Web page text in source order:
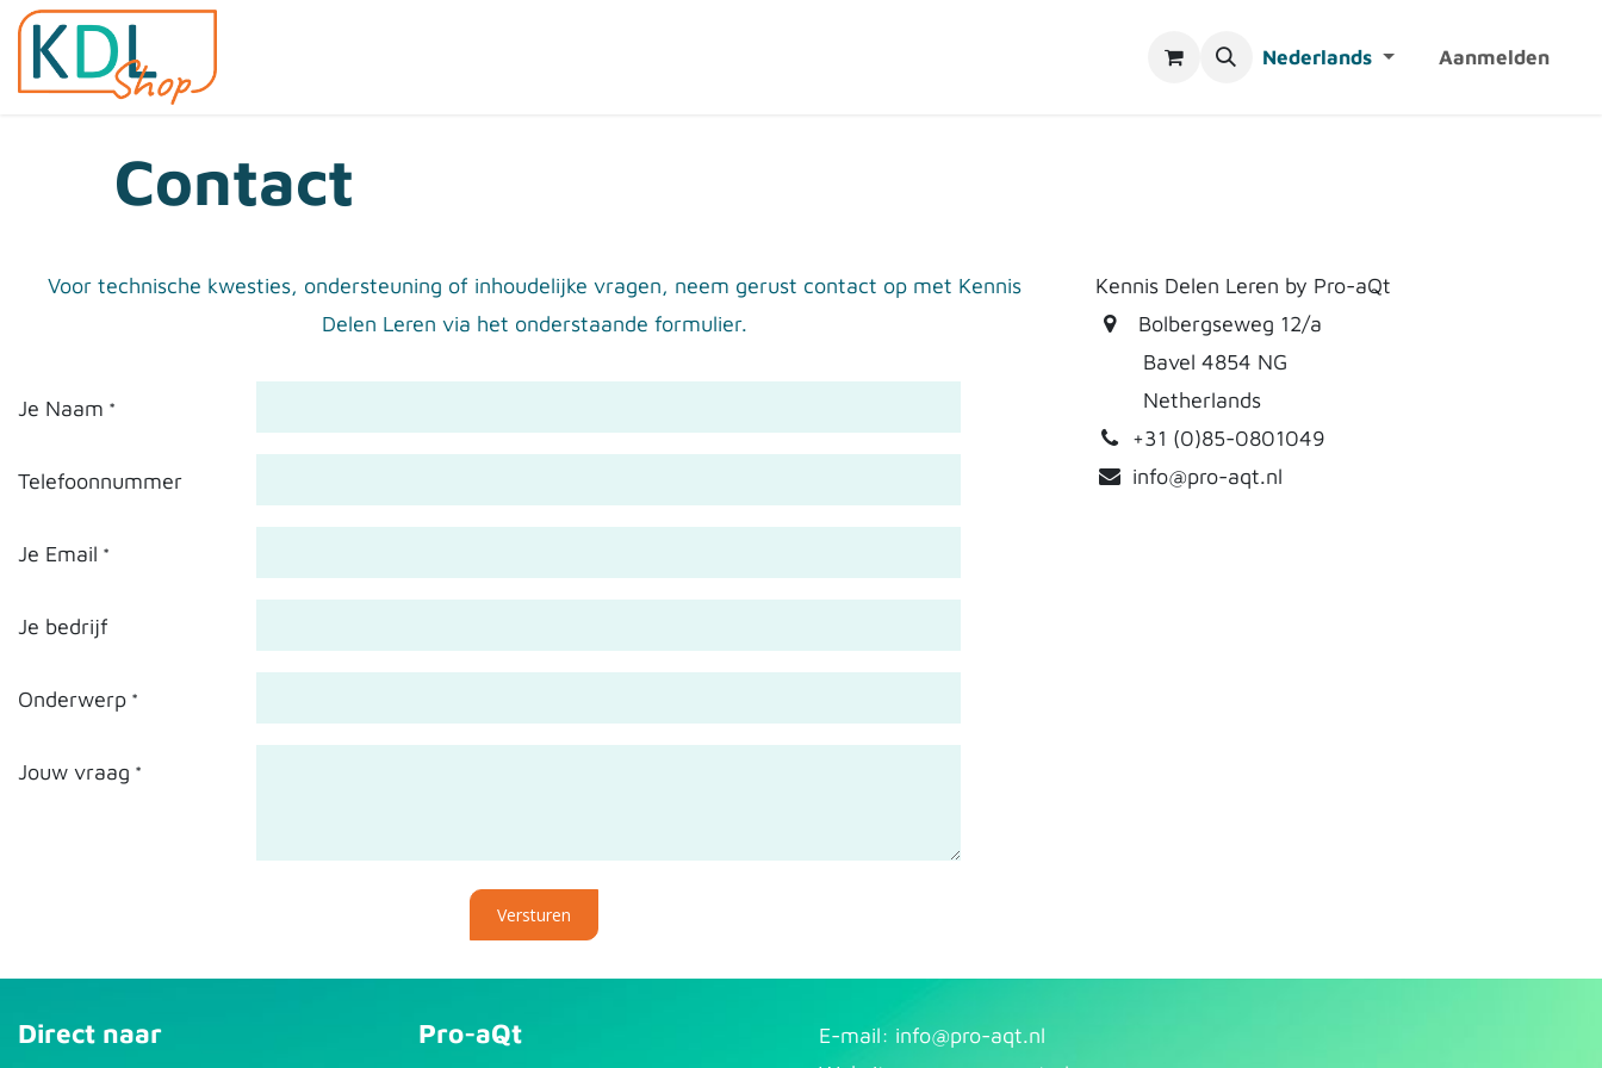
Overslaan naar inhoud
Nederlands Aanmelden
Contact
Voor technische kwesties, ondersteuning of inhoudelijke vragen, neem gerust contact op met Kennis
Delen Leren via het onderstaande formulier.
Je Naam *
Telefoonnummer
Je Email *
Je bedrijf
Onderwerp *
Jouw vraag *
Versturen
Kennis Delen Leren by Pro-aQt
Bolbergseweg 12/a
Bavel 4854 NG
Netherlands
+31 (0)85-0801049
info@pro-aqt.nl
Direct naar Pro-aQt E-mail: info@pr​o-aqt.nl